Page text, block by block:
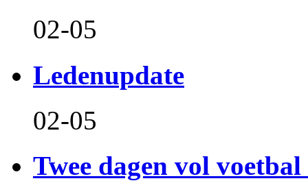
02-05
Ledenupdate
02-05
Twee dagen vol